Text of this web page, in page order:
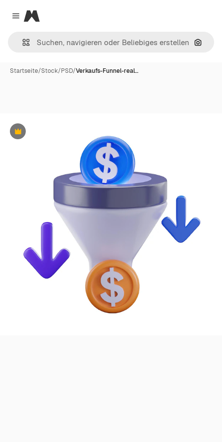
Close menu
Magnific
Nach
Startseite/Stock/PSD/Verkaufs-Funnel-real…
Premium